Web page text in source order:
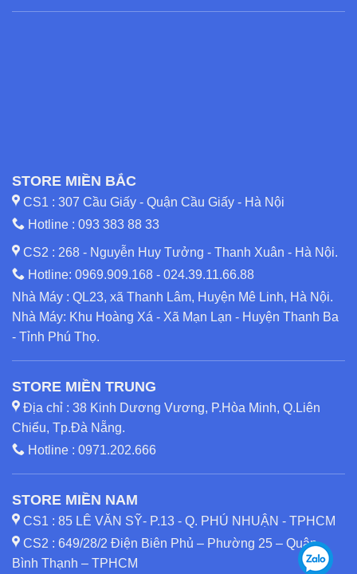
STORE MIỀN BẮC
CS1 : 307 Cầu Giấy - Quận Cầu Giấy - Hà Nội
Hotline : 093 383 88 33
CS2 : 268 - Nguyễn Huy Tưởng - Thanh Xuân - Hà Nội.
Hotline: 0969.909.168 - 024.39.11.66.88
Nhà Máy : QL23, xã Thanh Lâm, Huyện Mê Linh, Hà Nội.
Nhà Máy: Khu Hoàng Xá - Xã Mạn Lạn - Huyện Thanh Ba
- Tỉnh Phú Thọ.
STORE MIỀN TRUNG
Địa chỉ : 38 Kinh Dương Vương, P.Hòa Minh, Q.Liên
Chiểu, Tp.Đà Nẵng.
Hotline : 0971.202.666
STORE MIỀN NAM
CS1 : 85 LÊ VĂN SỸ- P.13 - Q. PHÚ NHUẬN - TPHCM
CS2 : 649/28/2 Điện Biên Phủ – Phường 25 – Quận
Bình Thạnh – TPHCM